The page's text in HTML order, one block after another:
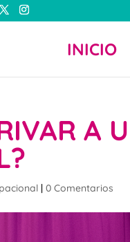
INICIO
A
|0 Comentarios